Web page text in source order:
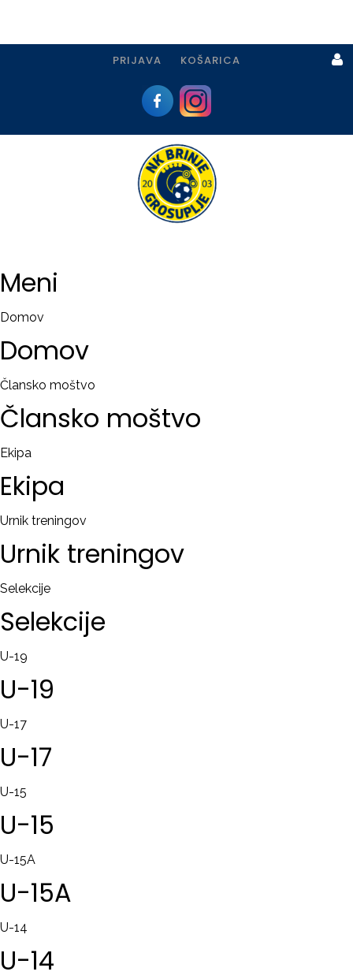
PRIJAVA KOŠARICA
Meni
Domov
Domov
Člansko moštvo
Člansko moštvo
Ekipa
Ekipa
Urnik treningov
Urnik treningov
Selekcije
Selekcije
U-19
U-19
U-17
U-17
U-15
U-15
U-15A
U-15A
U-14
U-14
Prijava
Registracija
Remember
/